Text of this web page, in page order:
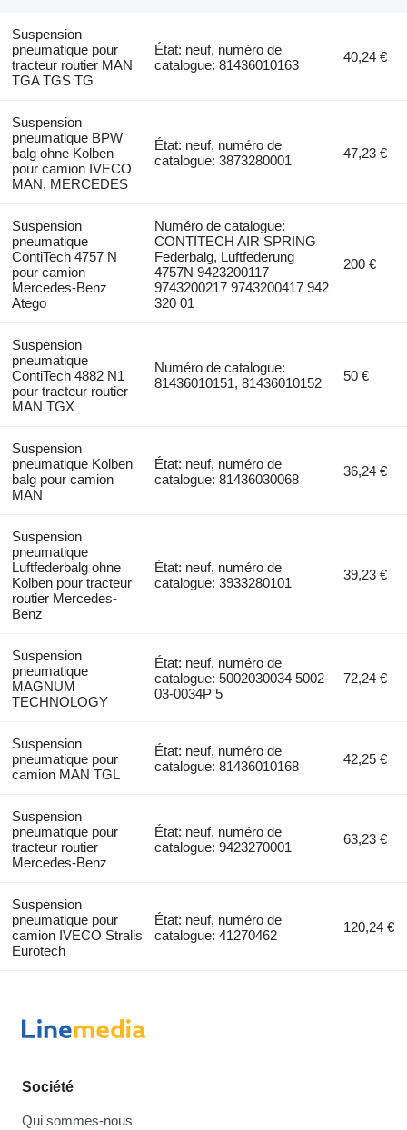
Suspension
pneumatique pour
tracteur routier MAN
TGA TGS TG
État: neuf, numéro de
catalogue: 81436010163
40,24 €
Suspension
pneumatique BPW
balg ohne Kolben
pour camion IVECO
MAN, MERCEDES
État: neuf, numéro de
catalogue: 3873280001
47,23 €
Suspension
pneumatique
ContiTech 4757 N
pour camion
Mercedes-Benz
Atego
Numéro de catalogue:
CONTITECH AIR SPRING
Federbalg, Luftfederung
4757N 9423200117
9743200217 9743200417 942
320 01
200 €
Suspension
pneumatique
ContiTech 4882 N1
pour tracteur routier
MAN TGX
Numéro de catalogue:
81436010151, 81436010152
50 €
Suspension
pneumatique Kolben
balg pour camion
MAN
État: neuf, numéro de
catalogue: 81436030068
36,24 €
Suspension
pneumatique
Luftfederbalg ohne
Kolben pour tracteur
routier Mercedes-
Benz
État: neuf, numéro de
catalogue: 3933280101
39,23 €
Suspension
pneumatique
MAGNUM
TECHNOLOGY
État: neuf, numéro de
catalogue: 5002030034 5002-
03-0034P 5
72,24 €
Suspension
pneumatique pour
camion MAN TGL
État: neuf, numéro de
catalogue: 81436010168
42,25 €
Suspension
pneumatique pour
tracteur routier
Mercedes-Benz
État: neuf, numéro de
catalogue: 9423270001
63,23 €
Suspension
pneumatique pour
camion IVECO Stralis
Eurotech
État: neuf, numéro de
catalogue: 41270462
120,24 €
Société
Qui sommes-nous